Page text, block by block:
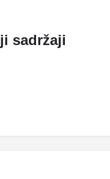
sadržaji